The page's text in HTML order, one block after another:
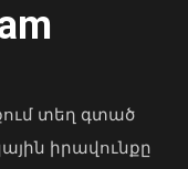
տեղ գտած
իրավունքը